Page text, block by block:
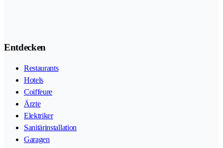
Entdecken
Restaurants
Hotels
Coiffeure
Ärzte
Elektriker
Sanitärinstallation
Garagen